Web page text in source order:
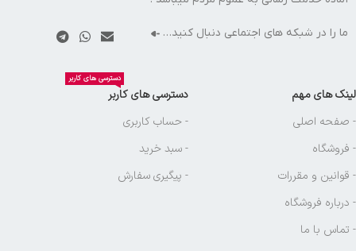
ما را در شبکه های اجتماعی دنبال کنید…
لینک های مهم
- صفحه اصلی
- فروشگاه
- قوانین و مقررات
- درباره فروشگاه
- تماس با ما
دسترسی های کاربر
دسترسی های کاربر
- حساب کاربری
- سبد خرید
- پیگیری سفارش